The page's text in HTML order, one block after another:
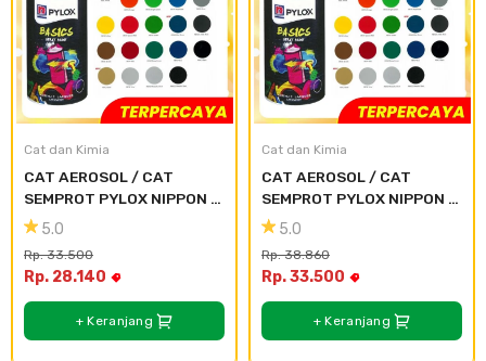
Atap & Lantai
Cat dan Kimia
Cat dan Kimia
CAT AEROSOL / CAT
SEMPROT PYLOX NIPPON
PAINT - SEMUA WARNA
5.0
Rp. 33.500
Rp. 28.140
+ Keranjang
Cat dan Kimia
CAT AEROSOL / CAT
SEMPROT PYLOX NIPPON
PAINT - SEMUA WARNA
5.0
Rp. 38.860
Rp. 33.500
+ Keranjang